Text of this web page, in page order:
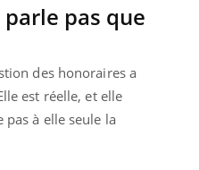
pas que
des honoraires a
est réelle, et elle
pas à elle seule la